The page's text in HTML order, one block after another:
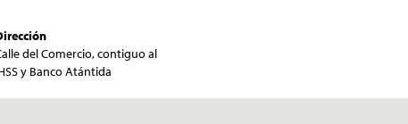
del Comercio, contiguo al
y Banco Atántida